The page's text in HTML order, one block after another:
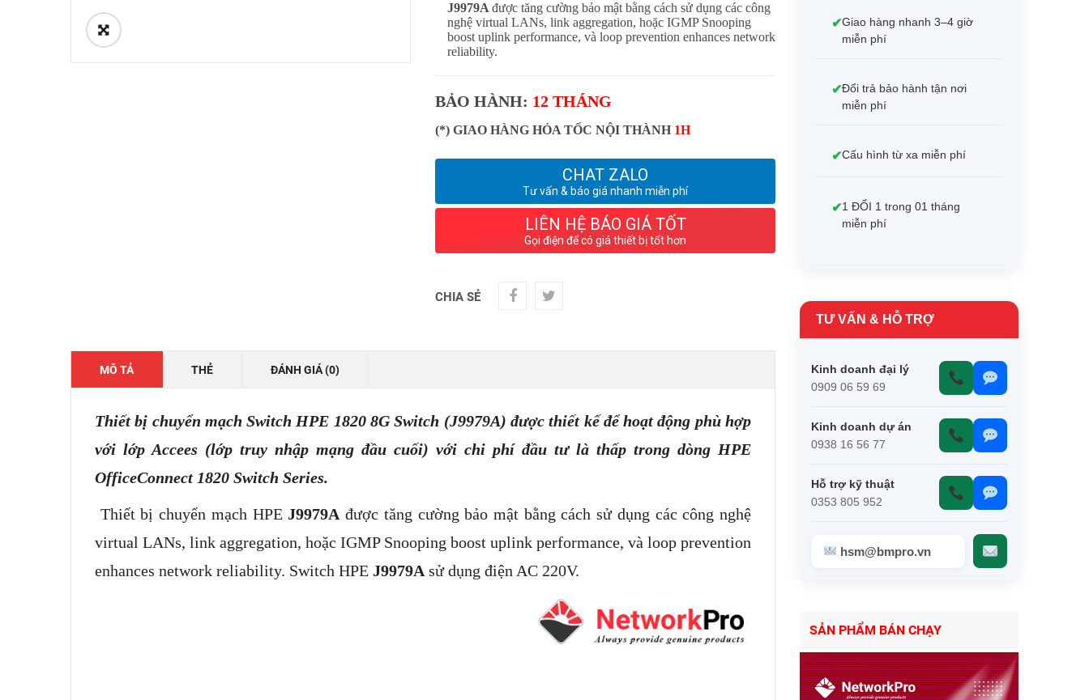
J9979A được tăng cường bảo mật bằng cách sử dụng các công
nghệ virtual LANs, link aggregation, hoặc IGMP Snooping
boost uplink performance, và loop prevention enhances network
reliability.
BẢO HÀNH: 12 THÁNG
(*) GIAO HÀNG HỎA TỐC NỘI THÀNH 1H
CHAT ZALO
Tư vấn & báo giá nhanh miễn phí
LIÊN HỆ BÁO GIÁ TỐT
Gọi điện để có giá thiết bị tốt hơn
CHIA SẺ
MÔ TẢ THẺ ĐÁNH GIÁ (0)
Thiết bị chuyển mạch Switch HPE 1820 8G Switch (J9979A) được thiết kế để hoạt động phù hợp
với lớp Accees (lớp truy nhập mạng đầu cuối) với chi phí đầu tư là thấp trong dòng HPE
OfficeConnect 1820 Switch Series.
Thiết bị chuyển mạch HPEJ9979Ađược tăng cường bảo mật bằng cách sử dụng các công nghệ
virtual LANs, link aggregation, hoặc IGMP Snooping boost uplink performance, và loop prevention
enhances network reliability. Switch HPE J9979A sử dụng điện AC 220V.
Giao hàng nhanh 3–4 giờ
miễn phí
Đổi trả bảo hành tận nơi
miễn phí
Cấu hình từ xa miễn phí
1 ĐỔI 1 trong 01 tháng
miễn phí
TƯ VẤN & HỖ TRỢ
Kinh doanh đại lý
0909 06 59 69
Kinh doanh dự án
0938 16 56 77
Hỗ trợ kỹ thuật
0353 805 952
hsm@bmpro.vn
SẢN PHẨM BÁN CHẠY